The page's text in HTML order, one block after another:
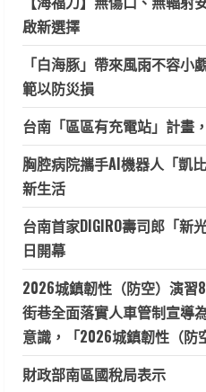
全
整
永
康
區
治
規
劃
啟新選擇
「白海豚」帶來風雨不容
範以防災損
台南「區區有充電站」計畫
胸腔病院攜手AI機器人「凱
新生活
台南首家DIGIRO壽司郎「新
日開幕
2026城鎮韌性（防空）演習
街巷全面落實人車管制宣導
意識，「2026城鎮韌性（防
財政部南區國稅局表示